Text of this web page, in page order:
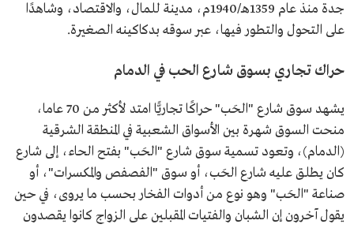
جدة منذ عام 1359هـ/1940م، مدينة للمال، والاقتصاد، وشاهدًا
على التحول والتطور فيها، عبر سوقه بدكاكينه الصغيرة.
حراك تجاري بسوق شارع الحب في الدمام
يشهد سوق شارع "الحَب" حراكًا تجاريًّا امتد لأكثر من 70 عاما،
منحت السوق شهرة بين الأسواق الشعبية في المنطقة الشرقية
(الدمام)، وتعود تسمية سوق شارع "الحَب" بفتح الحاء، إلى شارع
كان يطلق عليه شارع الحَب، أو سوق "الفصفص والمكسرات"، أو
صناعة "الحَب" وهو نوع من أدوات الفخار بحسب ما يروى، في حين
يقول آخرون إن الشبان والفتيات المقبلين على الزواج كانوا يقصدون